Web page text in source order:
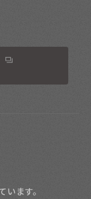
います。